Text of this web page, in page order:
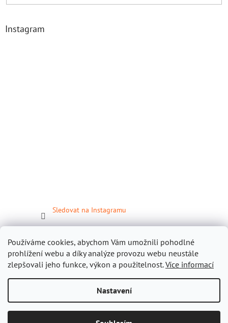
Používáme cookies, abychom Vám umožnili pohodlné
prohlížení webu a díky analýze provozu webu neustále
zlepšovali jeho funkce, výkon a použitelnost.Více informací
Nastavení
Instagram
Sledovat na Instagramu
Facebook
Vytvořil Shoptet